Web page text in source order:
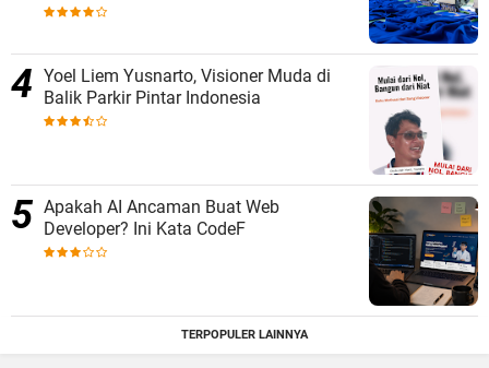
Yoel Liem Yusnarto, Visioner Muda di
Balik Parkir Pintar Indonesia
Apakah AI Ancaman Buat Web
Developer? Ini Kata CodeF
TERPOPULER LAINNYA